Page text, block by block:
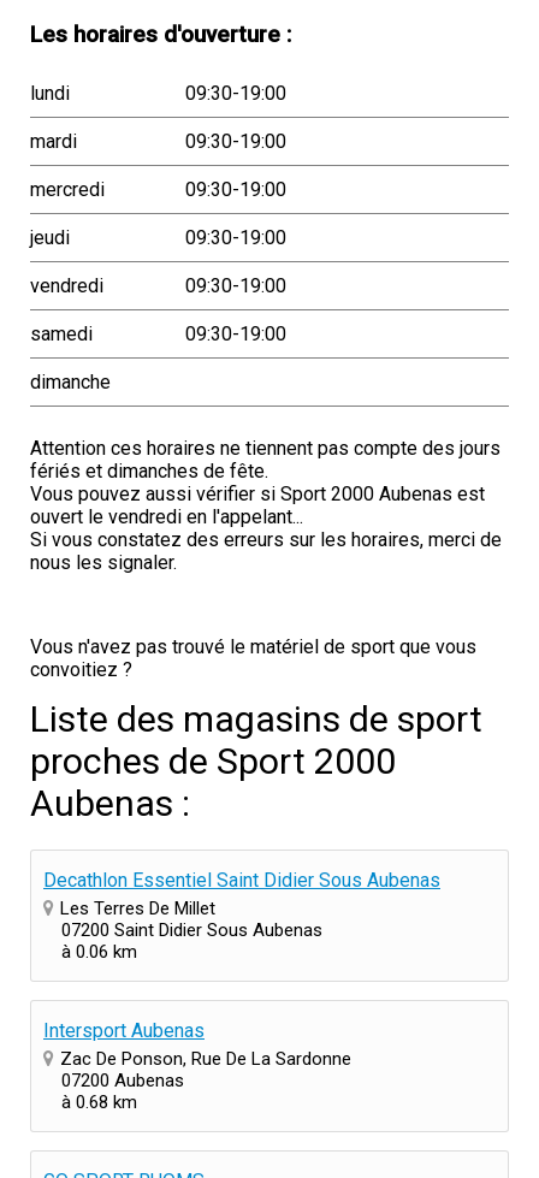
Les horaires d'ouverture :
lundi 09:30-19:00
mardi 09:30-19:00
mercredi 09:30-19:00
jeudi 09:30-19:00
vendredi 09:30-19:00
samedi 09:30-19:00
dimanche
Attention ces horaires ne tiennent pas compte des jours
fériés et dimanches de fête.
Vous pouvez aussi vérifier si Sport 2000 Aubenas est
ouvert le vendredi en l'appelant...
Si vous constatez des erreurs sur les horaires, merci de
nous les signaler.
Vous n'avez pas trouvé le matériel de sport que vous
convoitiez ?
Liste des magasins de sport
proches de Sport 2000
Aubenas :
Decathlon Essentiel Saint Didier Sous Aubenas
Les Terres De Millet
07200 Saint Didier Sous Aubenas
à 0.06 km
Intersport Aubenas
Zac De Ponson, Rue De La Sardonne
07200 Aubenas
à 0.68 km